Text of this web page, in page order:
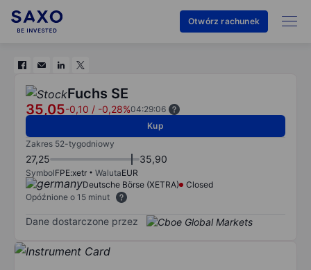
Otwórz rachunek
Fuchs SE
35,05-0,10 / -0,28%04:29:06
Kup
Zakres 52-tygodniowy
27,25 35,90
SymbolFPE:xetr WalutaEUR
Deutsche Börse (XETRA)
Closed
Opóźnione o 15 minut
Dane dostarczone przez